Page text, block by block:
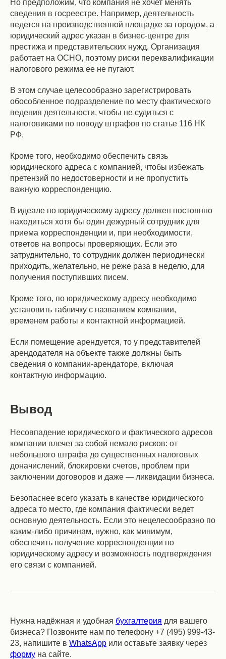
Но предположим, что компания не хочет менять
сведения в госреестре. Например, деятельность
ведется на производственной площадке за городом, а
юридический адрес указан в бизнес-центре для
престижа и представительских нужд. Организация
работает на ОСНО, поэтому риски переквалификации
налогового режима ее не пугают.
В этом случае целесообразно зарегистрировать
обособленное подразделение по месту фактического
ведения деятельности, чтобы не судиться с
налоговиками по поводу штрафов по статье 116 НК
РФ.
Кроме того, необходимо обеспечить связь
юридического адреса с компанией, чтобы избежать
претензий по недостоверности и не пропустить
важную корреспонденцию.
В идеале по юридическому адресу должен постоянно
находиться хотя бы один дежурный сотрудник для
приема корреспонденции и, при необходимости,
ответов на вопросы проверяющих. Если это
затруднительно, то сотрудник должен периодически
приходить, желательно, не реже раза в неделю, для
получения поступивших писем.
Кроме того, по юридическому адресу необходимо
установить табличку с названием компании,
временем работы и контактной информацией.
Если помещение арендуется, то у представителей
арендодателя на объекте также должны быть
сведения о компании-арендаторе, включая
контактную информацию.
Вывод
Несовпадение юридического и фактического адресов
компании влечет за собой немало рисков: от
небольшого штрафа до существенных налоговых
доначислений, блокировки счетов, проблем при
заключении договоров и даже — ликвидации бизнеса.
Безопаснее всего указать в качестве юридического
адреса то место, где компания фактически ведет
основную деятельность. Если это нецелесообразно по
каким-либо причинам, нужно, как минимум,
обеспечить получение корреспонденции по
юридическому адресу и возможность подтверждения
его связи с компанией.
Нужна надёжная и удобная бухгалтерия для вашего
бизнеса? Позвоните нам по телефону +7 (495) 999-43-
23, напишите в WhatsApp или оставьте заявку через
форму на сайте.